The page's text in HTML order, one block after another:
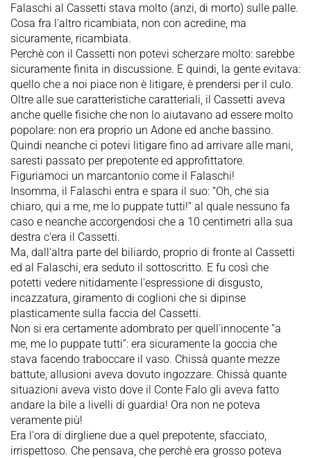
Falaschi al Cassetti stava molto (anzi, di morto) sulle palle.
Cosa fra l'altro ricambiata, non con acredine, ma
sicuramente, ricambiata.
Perchè con il Cassetti non potevi scherzare molto: sarebbe
sicuramente finita in discussione. E quindi, la gente evitava:
quello che a noi piace non è litigare, è prendersi per il culo.
Oltre alle sue caratteristiche caratteriali, il Cassetti aveva
anche quelle fisiche che non lo aiutavano ad essere molto
popolare: non era proprio un Adone ed anche bassino.
Quindi neanche ci potevi litigare fino ad arrivare alle mani,
saresti passato per prepotente ed approfittatore.
Figuriamoci un marcantonio come il Falaschi!
Insomma, il Falaschi entra e spara il suo: “Oh, che sia
chiaro, qui a me, me lo puppate tutti!” al quale nessuno fa
caso e neanche accorgendosi che a 10 centimetri alla sua
destra c'era il Cassetti.
Ma, dall'altra parte del biliardo, proprio di fronte al Cassetti
ed al Falaschi, era seduto il sottoscritto. E fu così che
potetti vedere nitidamente l'espressione di disgusto,
incazzatura, giramento di coglioni che si dipinse
plasticamente sulla faccia del Cassetti.
Non si era certamente adombrato per quell'innocente “a
me, me lo puppate tutti”: era sicuramente la goccia che
stava facendo traboccare il vaso. Chissà quante mezze
battute, allusioni aveva dovuto ingozzare. Chissà quante
situazioni aveva visto dove il Conte Falo gli aveva fatto
andare la bile a livelli di guardia! Ora non ne poteva
veramente più!
Era l'ora di dirgliene due a quel prepotente, sfacciato,
irrispettoso. Che pensava, che perchè era grosso poteva